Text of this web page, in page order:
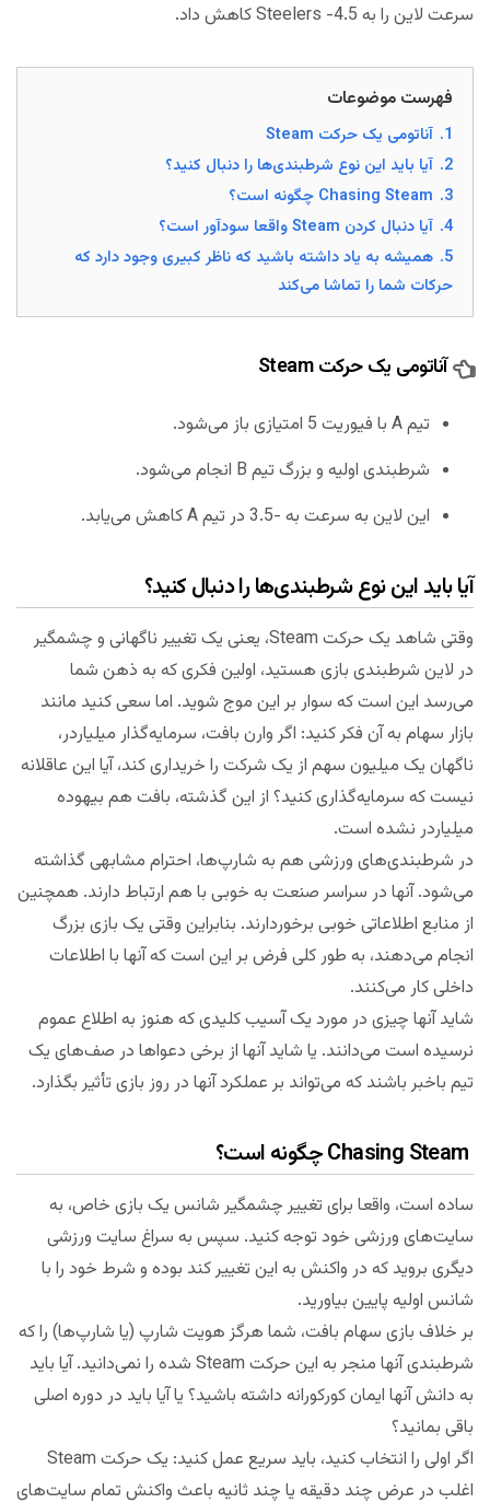
سرعت لاین را به Steelers -4.5 کاهش داد.
فهرست موضوعات
1. آناتومی یک حرکت Steam
2. آیا باید این نوع شرطبندی‌ها را دنبال کنید؟
3. Chasing Steam چگونه است؟
4. آیا دنبال کردن Steam واقعا سودآور است؟
5. همیشه به یاد داشته باشید که ناظر کبیری وجود دارد که
حرکات شما را تماشا می‌کند
آناتومی یک حرکت Steam
تیم A با فیوریت 5 امتیازی باز می‌شود.
شرطبندی اولیه و بزرگ تیم B انجام می‌شود.
این لاین به سرعت به -3.5 در تیم A کاهش می‌یابد.
آیا باید این نوع شرطبندی‌ها را دنبال کنید؟
وقتی شاهد یک حرکت Steam، یعنی یک تغییر ناگهانی و چشمگیر
در لاین شرطبندی بازی هستید، اولین فکری که به ذهن شما
می‌رسد این است که سوار بر این موج شوید. اما سعی کنید مانند
بازار سهام به آن فکر کنید: اگر وارن بافت، سرمایه‌گذار میلیاردر،
ناگهان یک میلیون سهم از یک شرکت را خریداری کند، آیا این عاقلانه
نیست که سرمایه‌گذاری کنید؟ از این گذشته، بافت هم بیهوده
میلیاردر نشده است.
در شرطبندی‌های ورزشی هم به شارپ‌ها، احترام مشابهی گذاشته
می‌شود. آنها در سراسر صنعت به خوبی با هم ارتباط دارند. همچنین
از منابع اطلاعاتی خوبی برخوردارند. بنابراین وقتی یک بازی بزرگ
انجام می‌دهند، به طور کلی فرض بر این است که آنها با اطلاعات
داخلی کار می‌کنند.
شاید آنها چیزی در مورد یک آسیب کلیدی که هنوز به اطلاع عموم
نرسیده است می‌دانند. یا شاید آنها از برخی دعواها در صف‌های یک
تیم باخبر باشند که می‌تواند بر عملکرد آنها در روز بازی تأثیر بگذارد.
ساده است، واقعا برای تغییر چشمگیر شانس یک بازی خاص، به
سایت‌های ورزشی خود توجه کنید. سپس به سراغ سایت ورزشی
دیگری بروید که در واکنش به این تغییر کند بوده و شرط خود را با
شانس اولیه پایین بیاورید.
بر خلاف بازی سهام بافت، شما هرگز هویت شارپ (یا شارپ‌ها) را که
شرطبندی آنها منجر به این حرکت Steam شده را نمی‌دانید. آیا باید
به دانش آنها ایمان کورکورانه داشته باشید؟ یا آیا باید در دوره اصلی
باقی بمانید؟
اگر اولی را انتخاب کنید، باید سریع عمل کنید: یک حرکت Steam
اغلب در عرض چند دقیقه یا چند ثانیه باعث واکنش تمام سایت‌های